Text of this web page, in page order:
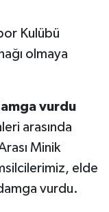
Kulübü
olmaya
vurdu
arasında
Minik
elde
vurdu.